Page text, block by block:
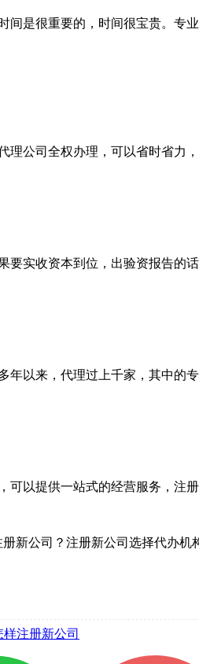
间是很重要的，时间很宝贵。专
理公司全权办理，可以省时省力
要实收资本到位，出验资报告的
年以来，代理过上千家，其中的
可以提供一站式的经营服务，注册
新公司？注册新公司选择代办机
样注册新公司